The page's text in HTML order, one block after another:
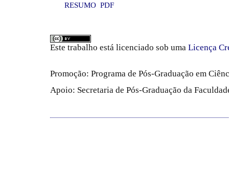
RESUMO PDF
Este trabalho está licenciado sob uma Licença
Promoção: Programa de Pós-Graduação em
Apoio: Secretaria de Pós-Graduação da